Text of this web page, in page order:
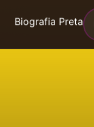
Biografia Preta